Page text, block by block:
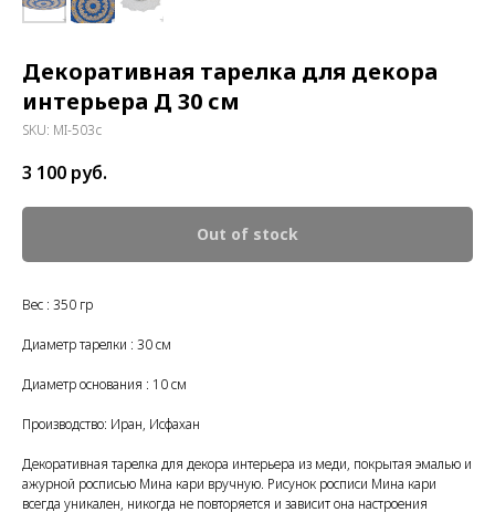
Декоративная тарелка для декора
интерьера Д 30 см
SKU: MI-503c
3 100 руб.
Out of stock
Вес : 350 гр
Диаметр тарелки : 30 см
Диаметр основания : 10 см
Производство: Иран, Исфахан
Декоративная тарелка для декора интерьера из меди, покрытая эмалью и
ажурной росписью Мина кари вручную. Рисунок росписи Мина кари
всегда уникален, никогда не повторяется и зависит она настроения